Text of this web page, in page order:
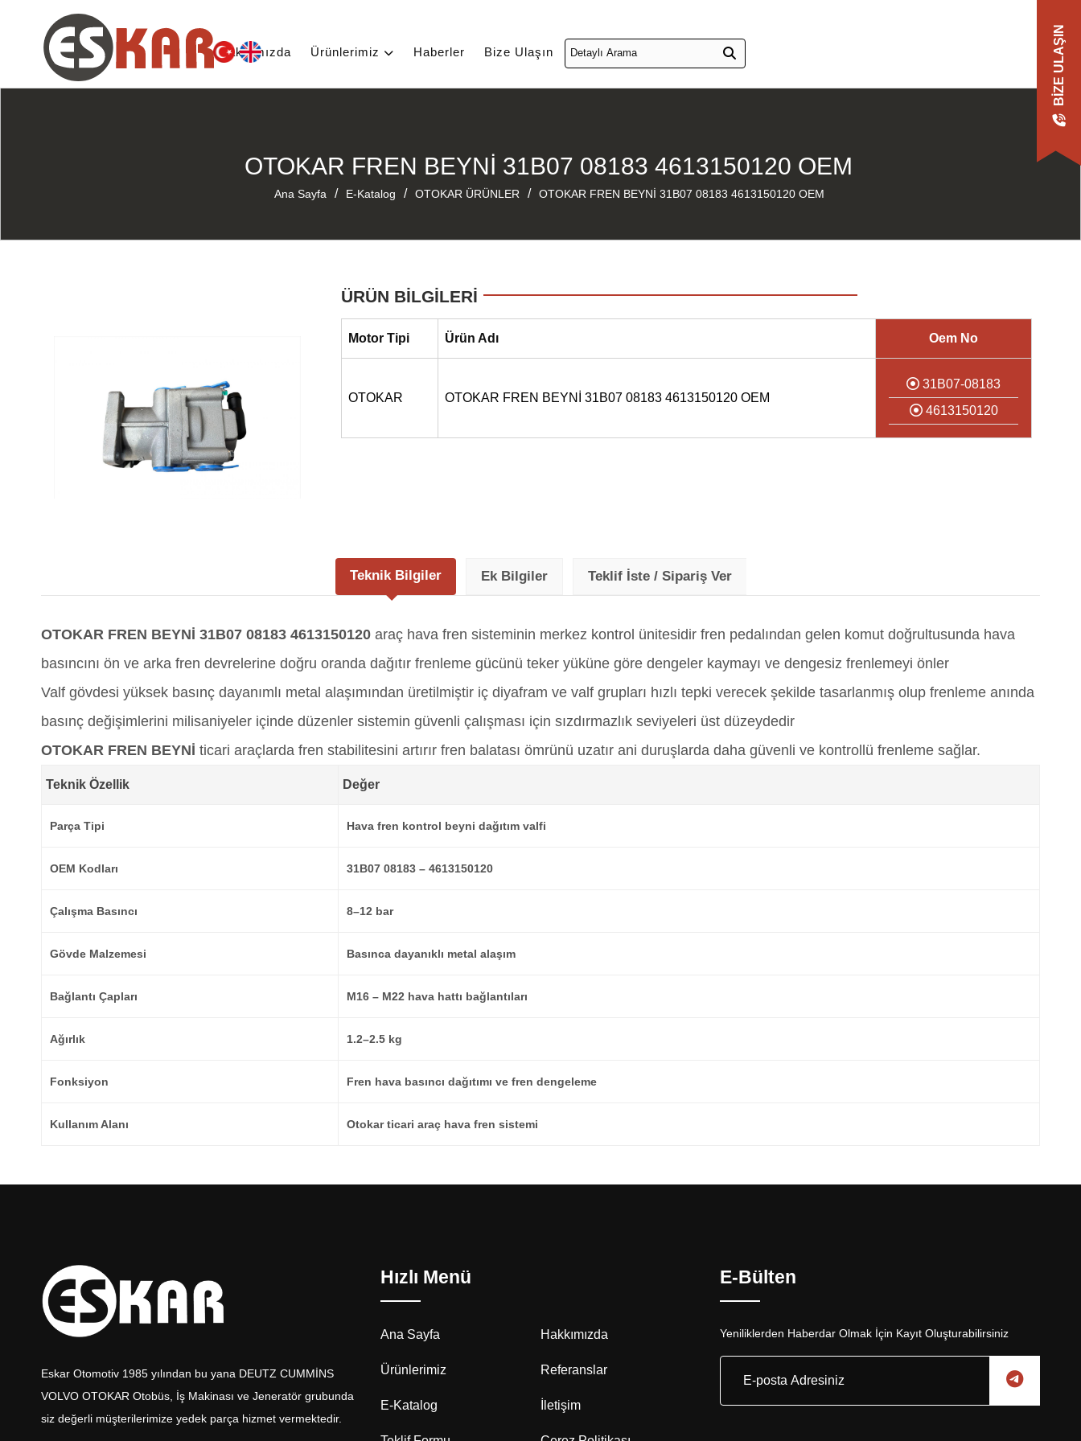
Hakkımızda Ürünlerimiz Haberler Bize Ulaşın BIZE ULAŞIN
OTOKAR FREN BEYNİ 31B07 08183 4613150120 OEM
Ana Sayfa / E-Katalog / OTOKAR ÜRÜNLER / OTOKAR FREN BEYNİ 31B07 08183 4613150120 OEM
ÜRÜN BİLGİLERİ
Motor Tipi Ürün Adı Oem No
OTOKAR OTOKAR FREN BEYNİ 31B07 08183 4613150120 OEM
31B07-08183
4613150120
Teknik Bilgiler Ek Bilgiler Teklif İste / Sipariş Ver
OTOKAR FREN BEYNİ 31B07 08183 4613150120 araç hava fren sisteminin merkez kontrol ünitesidir fren pedalından gelen komut doğrultusunda hava
basıncını ön ve arka fren devrelerine doğru oranda dağıtır frenleme gücünü teker yüküne göre dengeler kaymayı ve dengesiz frenlemeyi önler
Valf gövdesi yüksek basınç dayanımlı metal alaşımından üretilmiştir iç diyafram ve valf grupları hızlı tepki verecek şekilde tasarlanmış olup frenleme anında
basınç değişimlerini milisaniyeler içinde düzenler sistemin güvenli çalışması için sızdırmazlık seviyeleri üst düzeydedir
OTOKAR FREN BEYNİ ticari araçlarda fren stabilitesini artırır fren balatası ömrünü uzatır ani duruşlarda daha güvenli ve kontrollü frenleme sağlar.
Teknik Özellik Değer
Parça Tipi Hava fren kontrol beyni dağıtım valfi
OEM Kodları 31B07 08183 – 4613150120
Çalışma Basıncı 8–12 bar
Gövde Malzemesi Basınca dayanıklı metal alaşım
Bağlantı Çapları M16 – M22 hava hattı bağlantıları
Ağırlık 1.2–2.5 kg
Fonksiyon Fren hava basıncı dağıtımı ve fren dengeleme
Kullanım Alanı Otokar ticari araç hava fren sistemi
Eskar Otomotiv 1985 yılından bu yana DEUTZ CUMMİNS
VOLVO OTOKAR Otobüs, İş Makinası ve Jeneratör grubunda
siz değerli müşterilerimize yedek parça hizmet vermektedir.
Hızlı Menü
Ana Sayfa Hakkımızda
Ürünlerimiz Referanslar
E-Katalog İletişim
E-Bülten
Yeniliklerden Haberdar Olmak İçin Kayıt Oluşturabilirsiniz